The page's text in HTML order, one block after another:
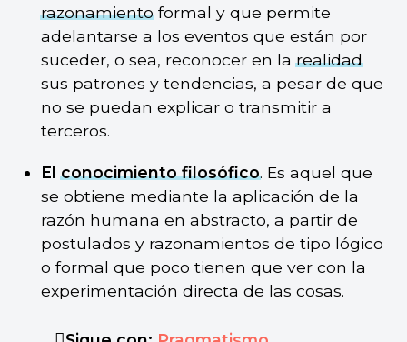
razonamientoformal y que permite
adelantarse a los eventos que están por
suceder, o sea, reconocer en larealidad
sus patrones y tendencias, a pesar de que
no se puedan explicar o transmitir a
terceros.
Elconocimiento filosófico. Es aquel que
se obtiene mediante la aplicación de la
razón humana en abstracto, a partir de
postulados y razonamientos de tipo lógico
o formal que poco tienen que ver con la
experimentación directa de las cosas.